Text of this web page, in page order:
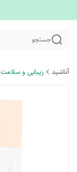
جستجو
آناشید زیبایی و سلامت